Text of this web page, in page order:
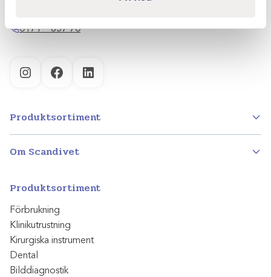
0171 – 857 70
InstagramFacebookLinkedIn
Produktsortiment
Om Scandivet
Produktsortiment
Förbrukning
Klinikutrustning
Kirurgiska instrument
Dental
Bilddiagnostik